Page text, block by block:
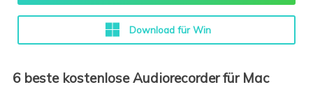
Download für Win
6 beste kostenlose Audiorecorder für Mac